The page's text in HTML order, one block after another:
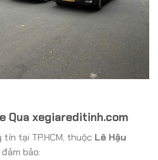
Qua xegiareditinh.com
tại TP.HCM, thuộc Lê Hậu
bảo: